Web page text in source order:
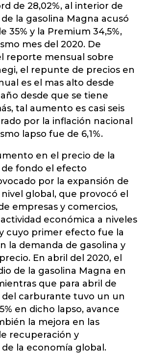
de 28,02%, al interior de
la gasolina Magna acusó
35% y la Premium 34,5%,
mes del 2020. De
reporte mensual sobre
el repunte de precios en
es el mas alto desde
desde que se tiene
tal aumento es casi seis
por la inflación nacional
lapso fue de 6,1%.
en el precio de la
fondo el efecto
por la expansión de
nivel global, que provocó el
empresas y comercios,
económica a niveles
cuyo primer efecto fue la
la demanda de gasolina y
En abril del 2020, el
de la gasolina Magna en
que para abril de
del carburante tuvo un un
en dicho lapso, avance
la mejora en las
recuperación y
la economía global.